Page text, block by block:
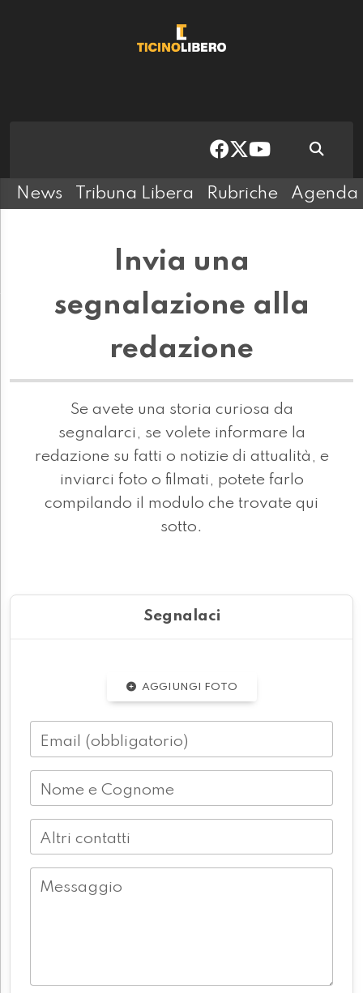
News Tribuna Libera Rubriche Agenda
Invia una
segnalazione alla
redazione
Se avete una storia curiosa da
segnalarci, se volete informare la
redazione su fatti o notizie di attualità, e
inviarci foto o filmati, potete farlo
compilando il modulo che trovate qui
sotto.
Segnalaci
AGGIUNGI FOTO
Email (obbligatorio)
Nome e Cognome
Altri contatti
Messaggio